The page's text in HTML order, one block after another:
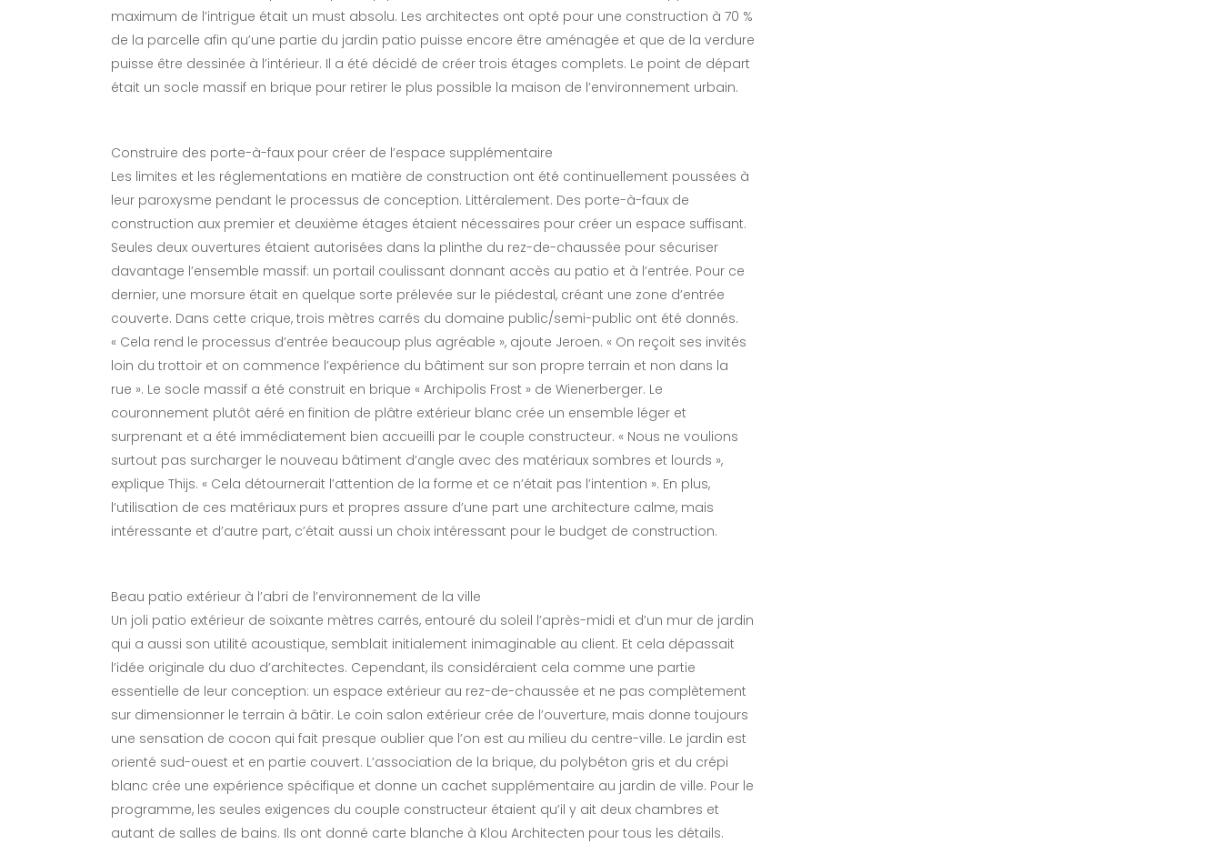
maximum de l’intrigue était un must absolu. Les architectes ont opté pour une construction à 70 %
de la parcelle afin qu’une partie du jardin patio puisse encore être aménagée et que de la verdure
puisse être dessinée à l’intérieur. Il a été décidé de créer trois étages complets. Le point de départ
était un socle massif en brique pour retirer le plus possible la maison de l’environnement urbain.
Construire des porte-à-faux pour créer de l’espace supplémentaire
Les limites et les réglementations en matière de construction ont été continuellement poussées à
leur paroxysme pendant le processus de conception. Littéralement. Des porte-à-faux de
construction aux premier et deuxième étages étaient nécessaires pour créer un espace suffisant.
Seules deux ouvertures étaient autorisées dans la plinthe du rez-de-chaussée pour sécuriser
davantage l’ensemble massif: un portail coulissant donnant accès au patio et à l’entrée. Pour ce
dernier, une morsure était en quelque sorte prélevée sur le piédestal, créant une zone d’entrée
couverte. Dans cette crique, trois mètres carrés du domaine public/semi-public ont été donnés.
« Cela rend le processus d’entrée beaucoup plus agréable », ajoute Jeroen. « On reçoit ses invités
loin du trottoir et on commence l’expérience du bâtiment sur son propre terrain et non dans la
rue ». Le socle massif a été construit en brique « Archipolis Frost » de Wienerberger. Le
couronnement plutôt aéré en finition de plâtre extérieur blanc crée un ensemble léger et
surprenant et a été immédiatement bien accueilli par le couple constructeur. « Nous ne voulions
surtout pas surcharger le nouveau bâtiment d’angle avec des matériaux sombres et lourds »,
explique Thijs. « Cela détournerait l’attention de la forme et ce n’était pas l’intention ». En plus,
l’utilisation de ces matériaux purs et propres assure d’une part une architecture calme, mais
intéressante et d’autre part, c’était aussi un choix intéressant pour le budget de construction.
Beau patio extérieur à l’abri de l’environnement de la ville
Un joli patio extérieur de soixante mètres carrés, entouré du soleil l’après-midi et d’un mur de jardin
qui a aussi son utilité acoustique, semblait initialement inimaginable au client. Et cela dépassait
l’idée originale du duo d’architectes. Cependant, ils considéraient cela comme une partie
essentielle de leur conception: un espace extérieur au rez-de-chaussée et ne pas complètement
sur dimensionner le terrain à bâtir. Le coin salon extérieur crée de l’ouverture, mais donne toujours
une sensation de cocon qui fait presque oublier que l’on est au milieu du centre-ville. Le jardin est
orienté sud-ouest et en partie couvert. L’association de la brique, du polybéton gris et du crépi
blanc crée une expérience spécifique et donne un cachet supplémentaire au jardin de ville. Pour le
programme, les seules exigences du couple constructeur étaient qu’il y ait deux chambres et
autant de salles de bains. Ils ont donné carte blanche à Klou Architecten pour tous les détails.